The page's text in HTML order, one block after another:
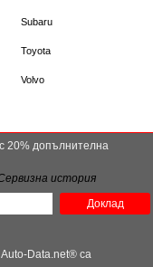
Subaru
Toyota
Volvo
20% допълнителна
история
Доклад
Data.net® са